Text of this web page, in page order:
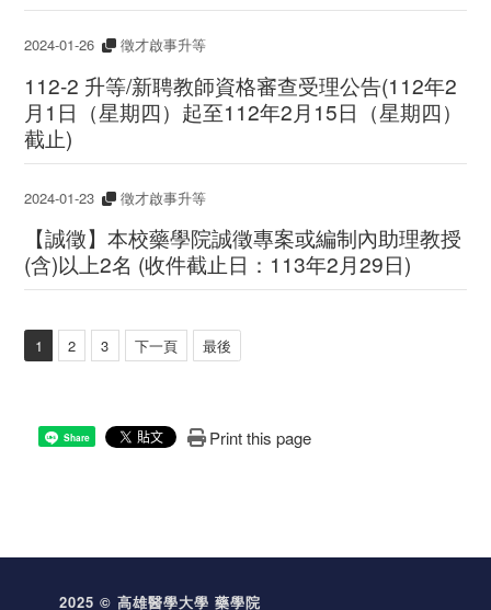
2024-01-26 徵才啟事升等
112-2 升等/新聘教師資格審查受理公告(112年2
月1日（星期四）起至112年2月15日（星期四）
截止)
2024-01-23 徵才啟事升等
【誠徵】本校藥學院誠徵專案或編制內助理教授
(含)以上2名 (收件截止日：113年2月29日)
1 2 3 下一頁 最後
Share Print this page
2025 © 高雄醫學大學 藥學院